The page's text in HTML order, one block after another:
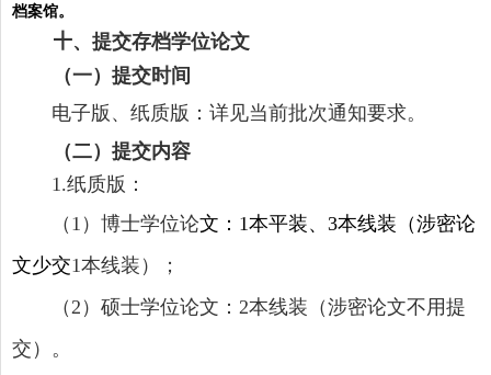
档案馆。
十、提交存档学位论文
（一）提交时间
电子版、纸质版：详见当前批次通知要求。
（二）提交内容
1.纸质版：
（ 1 ）博士学位论文： 1本平装、3本线装（涉密论
文少交1本线装）；
（ 2 ）硕士学位论文： 2本线装（涉密论文不用提
交）。